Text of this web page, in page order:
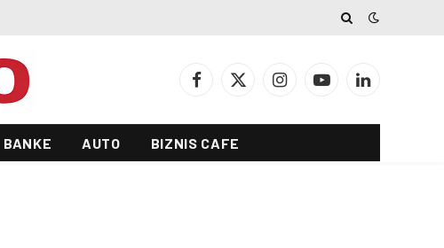
Facebook
X
InstagramYouTubeLinkedIn
BANKE AUTO BIZNIS CAFE